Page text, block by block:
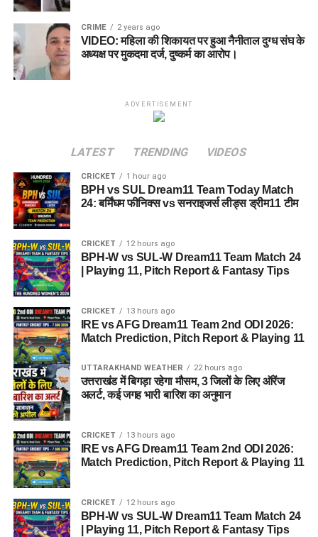
CRIME 2 years ago
VIDEO: महिला की शिकायत पर हुआ नैनीताल दुग्ध संघ के
अध्यक्ष पर मुकदमा दर्ज, दुष्कर्म का आरोप।
ADVERTISEMENT
LATEST TRENDING VIDEOS
CRICKET 1 hour ago
BPH vs SUL Dream11 Team Today Match
24: बर्मिंघम फीनिक्स vs सनराइजर्स लीड्स ड्रीम11 टीम
CRICKET 12 hours ago
BPH-W vs SUL-W Dream11 Team Match 24
| Playing 11, Pitch Report & Fantasy Tips
CRICKET 13 hours ago
IRE vs AFG Dream11 Team 2nd ODI 2026:
Match Prediction, Pitch Report & Playing 11
UTTARAKHAND WEATHER 22 hours ago
उत्तराखंड में बिगड़ा रहेगा मौसम, 3 जिलों के लिए ऑरेंज
अलर्ट, कई जगह भारी बारिश का अनुमान
CRICKET 13 hours ago
IRE vs AFG Dream11 Team 2nd ODI 2026:
Match Prediction, Pitch Report & Playing 11
CRICKET 12 hours ago
BPH-W vs SUL-W Dream11 Team Match 24
| Playing 11, Pitch Report & Fantasy Tips